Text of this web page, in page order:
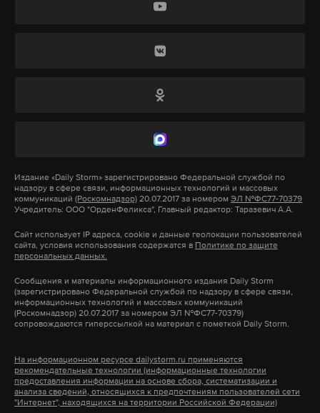
заявление, в котором указал, что законопроект
Принятый пакет санкций ограничивает
самостоятельным решением отменить или
смягчить антироссийские санкции. Для этого ему
придется выступить перед Конгрессом с
докладом, объясняющим цели и последствия
отмены ограничений в отношении России,
Американские юристы нашли в законопроекте
«лазейку» для президента. В утвержденной версии
выпустить разрешение на одну транзакцию или
комплекс сделок для страны, компаний или
физических лиц, попавших под действие
донести: День ВДВ — это праздник, он не должен
работает там, где тормозит интернет.
Дзен VK
Фото: © ok.ru/Афганский ветер Скорпион
Издание «Daily Storm» зарегистрировано Федеральной службой по
надзору в сфере связи, информационных технологий и массовых
коммуникаций (Роскомнадзор) 20.07.2017 за номером ЭЛ №ФС77-70379
Учредитель: ООО "ОрденФеликса", Главный редактор: Таразевич А.А.
Сайт использует IP адреса, cookie и данные геолокации пользователей
сайта, условия использования содержатся в Политике по защите
персональных данных.
Сообщения и материалы информационного издания Daily Storm
(зарегистрировано Федеральной службой по надзору в сфере связи,
информационных технологий и массовых коммуникаций
(Роскомнадзор) 20.07.2017 за номером ЭЛ №ФС77-70379)
сопровождаются гиперссылкой на материал с пометкой Daily Storm.
На информационном ресурсе dailystorm.ru применяются
рекомендательные технологии (информационные технологии
предоставления информации на основе сбора, систематизации и
анализа сведений, относящихся к предпочтениям пользователей сети
"Интернет", находящихся на территории Российской Федерации)